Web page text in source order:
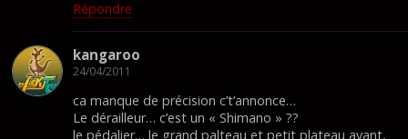
Répondre
kangaroo
24/04/2011
ca manque de précision c’t’annonce…
Le dérailleur… c’est un « Shimano » ??
le pédalier… le grand palteau et petit plateau avant,